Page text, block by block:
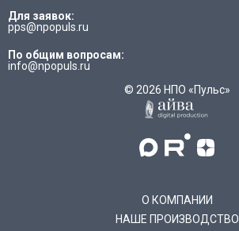
Для заявок:
pps@npopuls.ru
По общим вопросам:
info@npopuls.ru
© 2026 НПО «Пульс»
О КОМПАНИИ
НАШЕ ПРОИЗВОДСТВО